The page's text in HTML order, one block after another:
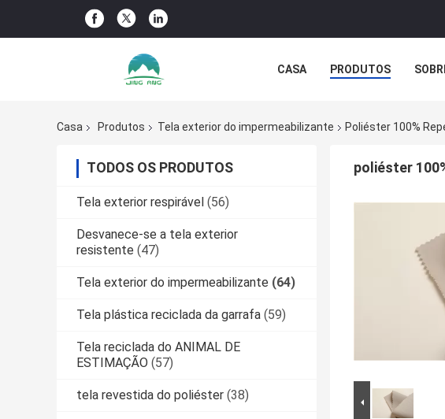
CASA PRODUTOS
Casa
Produtos Tela exterior do impermeabilizante Poliéster 100%
TODOS OS PRODUTOS
Tela exterior respirável (56)
Desvanece-se a tela exterior
resistente (47)
Tela exterior do impermeabilizante (64)
Tela plástica reciclada da garrafa (59)
Tela reciclada do ANIMAL DE
ESTIMAÇÃO (57)
tela revestida do poliéster (38)
poliéster